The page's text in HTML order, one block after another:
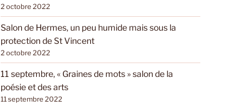
2 octobre 2022
Salon de Hermes, un peu humide mais sous la
protection de St Vincent
2 octobre 2022
11 septembre, « Graines de mots » salon de la
poésie et des arts
11 septembre 2022